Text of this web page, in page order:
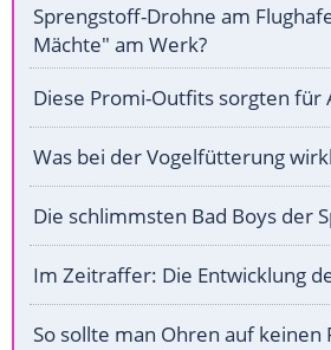
Sprengstoff-Drohne am
Mächte" am Werk?
Diese Promi-Outfits sorgten für
Was bei der Vogelfütterung
Die schlimmsten Bad Boys der
Im Zeitraffer: Die Entwicklung
So sollte man Ohren auf keinen